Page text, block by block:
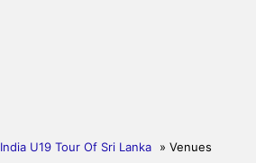
India U19 Tour Of Sri Lanka » Venues